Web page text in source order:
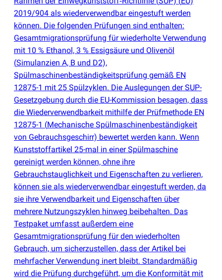
2019/904 als wiederverwendbar eingestuft werden
können. Die folgenden Prüfungen sind enthalten:
Gesamtmigrationsprüfung für wiederholte Verwendung
mit 10 % Ethanol, 3 % Essigsäure und Olivenöl
(Simulanzien A, B und D2),
Spülmaschinenbeständigkeitsprüfung gemäß EN
12875-1 mit 25 Spülzyklen. Die Auslegungen der SUP-
Gesetzgebung durch die EU-Kommission besagen, dass
die Wiederverwendbarkeit mithilfe der Prüfmethode EN
12875-1 (Mechanische Spülmaschinenbeständigkeit
von Gebrauchsgeschirr) bewertet werden kann. Wenn
Kunststoffartikel 25-mal in einer Spülmaschine
gereinigt werden können, ohne ihre
Gebrauchstauglichkeit und Eigenschaften zu verlieren,
können sie als wiederverwendbar eingestuft werden, da
sie ihre Verwendbarkeit und Eigenschaften über
mehrere Nutzungszyklen hinweg beibehalten. Das
Testpaket umfasst außerdem eine
Gesamtmigrationsprüfung für den wiederholten
Gebrauch, um sicherzustellen, dass der Artikel bei
mehrfacher Verwendung inert bleibt. Standardmäßig
wird die Prüfung durchgeführt, um die Konformität mit